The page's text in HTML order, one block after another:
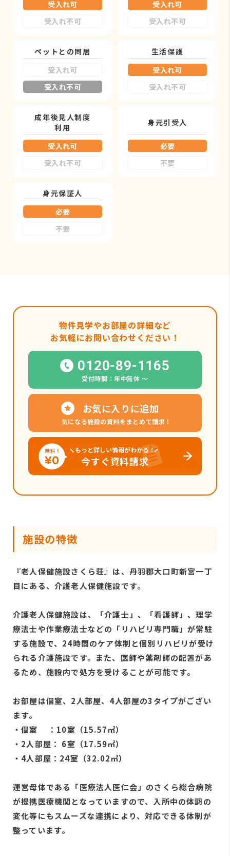
受入れ可
受入れ不可
受入れ可
受入れ不可
ペットとの同居
受入れ可
受入れ不可
生活保護
受入れ可
受入れ不可
成年後見人制度
利用
受入れ可
受入れ不可
身元引受人
必要
不要
身元保証人
必要
不要
物件見学やお部屋の詳細など
お気軽にお問い合わせください！
0120-89-1165
受付時間：年中無休 〜
お気に入りに追加
気になる施設の資料をまとめて請求！
もっと詳しい情報がわかる！
今すぐ資料請求
施設の特徴
『老人保健施設さくら荘』は、丹羽郡大口町新宮一丁
目にある、介護老人保健施設です。
介護老人保健施設は、「介護士」、「看護師」、理学
療法士や作業療法士などの「リハビリ専門職」が常駐
する施設で、24時間のケア体制と個別リハビリが受け
られる介護施設です。また、医師や薬剤師の配置があ
るため、施設内で処方を受けることが可能です。
お部屋は個室、2人部屋、4人部屋の3タイプがござい
ます。
・個室 ：10室（15.57㎡）
・2人部屋： 6室（17.59㎡）
・4人部屋：24室（32.02㎡）
運営母体である「医療法人医仁会」のさくら総合病院
が提携医療機関となっていますので、入所中の体調の
変化等にもスムーズな連携により、対応できる体制が
整っています。